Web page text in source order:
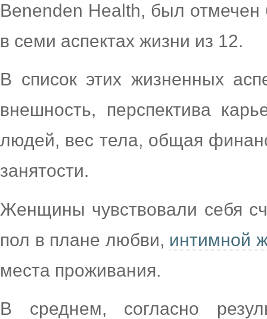
Benenden Health, был отмечен
в семи аспектах жизни из 12.
В список этих жизненных
внешность, перспектива
людей, вес тела, общая
занятости.
Женщины чувствовали себя
пол в плане любви, интимной
места проживания.
В среднем, согласно